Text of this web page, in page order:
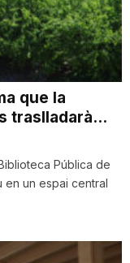
que la
traslladarà...
Pública de
en un espai central